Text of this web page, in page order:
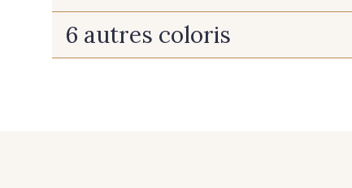
16 mm
6 autres coloris